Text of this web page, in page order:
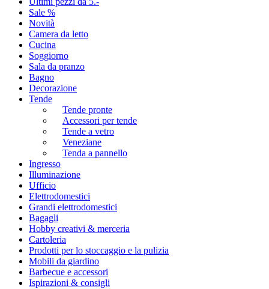
Sale %
Novità
Camera da letto
Cucina
Soggiorno
Sala da pranzo
Bagno
Decorazione
Tende
Tende pronte
Accessori per tende
Tende a vetro
Veneziane
Tenda a pannello
Ingresso
Illuminazione
Ufficio
Elettrodomestici
Grandi elettrodomestici
Bagagli
Hobby creativi & merceria
Cartoleria
Prodotti per lo stoccaggio e la pulizia
Mobili da giardino
Barbecue e accessori
Ispirazioni & consigli